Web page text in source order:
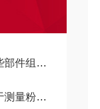
组成？
振实密度